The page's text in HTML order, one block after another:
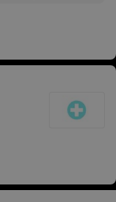
В.И.,
О.В.